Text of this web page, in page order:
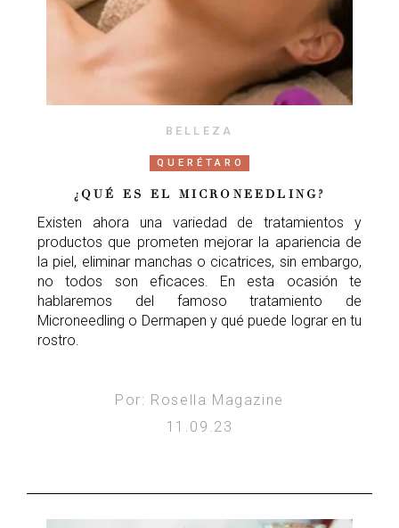
BELLEZA
QUERÉTARO
¿QUÉ ES EL MICRONEEDLING?
Existen ahora una variedad de tratamientos y
productos que prometen mejorar la apariencia de
la piel, eliminar manchas o cicatrices, sin embargo,
no todos son eficaces. En esta ocasión te
hablaremos del famoso tratamiento de
Microneedling o Dermapen y qué puede lograr en tu
rostro.
Por: Rosella Magazine
11.09.23